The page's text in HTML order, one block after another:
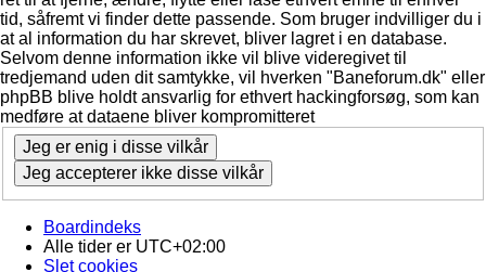
tid, såfremt vi finder dette passende. Som bruger indvilliger du i
at al information du har skrevet, bliver lagret i en database.
Selvom denne information ikke vil blive videregivet til
tredjemand uden dit samtykke, vil hverken "Baneforum.dk" eller
phpBB blive holdt ansvarlig for ethvert hackingforsøg, som kan
medføre at dataene bliver kompromitteret
Boardindeks
Alle tider er UTC+02:00
Slet cookies